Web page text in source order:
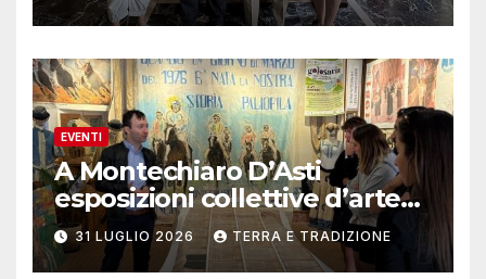
EVENTI
A Montechiaro D’Asti
esposizioni collettive d’arte
contemporanea
31 LUGLIO 2026 TERRA E TRADIZIONE